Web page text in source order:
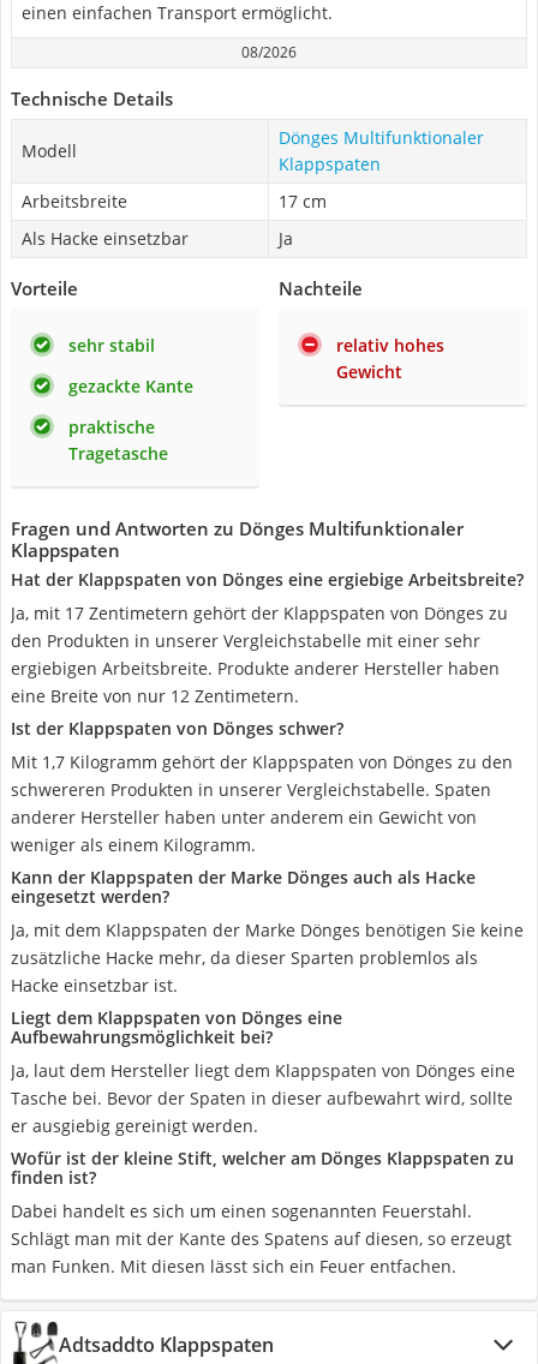
einen einfachen Transport ermöglicht.
08/2026
Technische Details
Modell
Dönges Multifunktionaler
Klappspaten
Arbeitsbreite
17 cm
Als Hacke einsetzbar
Ja
Vorteile
sehr stabil
gezackte Kante
praktische
Tragetasche
Nachteile
relativ hohes
Gewicht
Fragen und Antworten zu Dönges Multifunktionaler
Klappspaten
Hat der Klappspaten von Dönges eine ergiebige Arbeitsbreite?
Ja, mit 17 Zentimetern gehört der Klappspaten von Dönges zu
den Produkten in unserer Vergleichstabelle mit einer sehr
ergiebigen Arbeitsbreite. Produkte anderer Hersteller haben
eine Breite von nur 12 Zentimetern.
Ist der Klappspaten von Dönges schwer?
Mit 1,7 Kilogramm gehört der Klappspaten von Dönges zu den
schwereren Produkten in unserer Vergleichstabelle. Spaten
anderer Hersteller haben unter anderem ein Gewicht von
weniger als einem Kilogramm.
Kann der Klappspaten der Marke Dönges auch als Hacke
eingesetzt werden?
Ja, mit dem Klappspaten der Marke Dönges benötigen Sie keine
zusätzliche Hacke mehr, da dieser Sparten problemlos als
Hacke einsetzbar ist.
Liegt dem Klappspaten von Dönges eine
Aufbewahrungsmöglichkeit bei?
Ja, laut dem Hersteller liegt dem Klappspaten von Dönges eine
Tasche bei. Bevor der Spaten in dieser aufbewahrt wird, sollte
er ausgiebig gereinigt werden.
Wofür ist der kleine Stift, welcher am Dönges Klappspaten zu
finden ist?
Dabei handelt es sich um einen sogenannten Feuerstahl.
Schlägt man mit der Kante des Spatens auf diesen, so erzeugt
man Funken. Mit diesen lässt sich ein Feuer entfachen.
Adtsaddto Klappspaten